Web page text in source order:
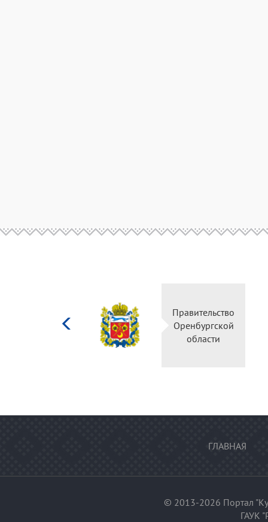
Правительство
Оренбургской
области
ГЛАВНАЯ
© 2013-2026 Портал
ГАУК